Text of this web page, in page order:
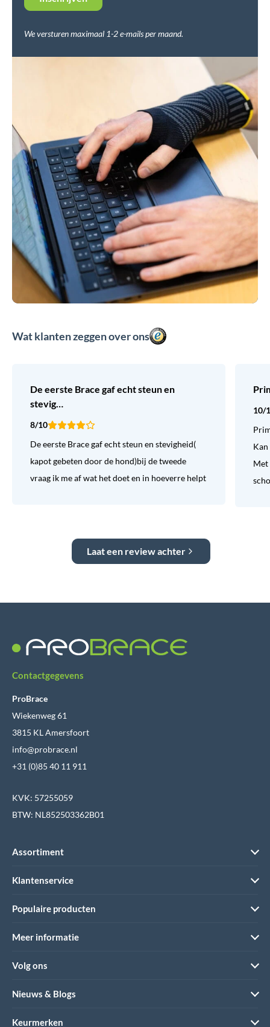
We versturen maximaal 1-2 e-mails per maand.
Wat klanten zeggen over ons
De eerste Brace gaf echt steun en
stevig…
8/10
De eerste Brace gaf echt steun en stevigheid(
kapot gebeten door de hond)bij de tweede
vraag ik me af wat het doet en in hoeverre helpt
10/
Met
Laat een review achter
Contactgegevens
ProBrace
Wiekenweg 61
3815 KL Amersfoort
info@probrace.nl
+31 (0)85 40 11 911
KVK: 57255059
BTW: NL852503362B01
Assortiment
Klantenservice
Populaire producten
Meer informatie
Volg ons
Nieuws & Blogs
Keurmerken